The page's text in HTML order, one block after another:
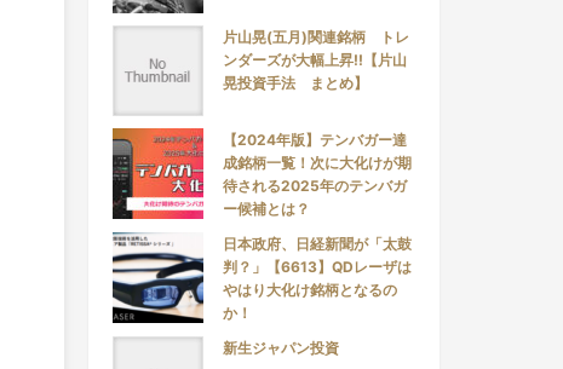
片山晃(五月)関連銘柄 トレ
ンダーズが大幅上昇!!【片山
晃投資手法 まとめ】
【2024年版】テンバガー達
成銘柄一覧！次に大化けが期
待される2025年のテンバガ
ー候補とは？
日本政府、日経新聞が「太鼓
判？」【6613】QDレーザは
やはり大化け銘柄となるの
か！
新生ジャパン投資